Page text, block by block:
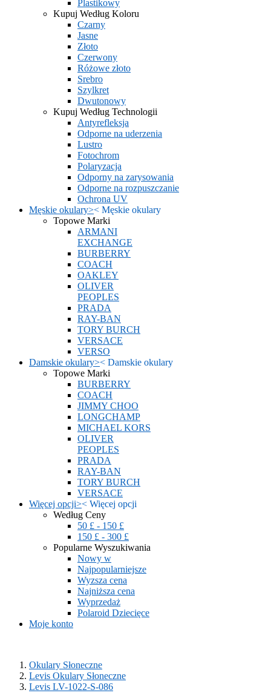
Plastikowy
Kupuj Według Koloru
Czarny
Jasne
Złoto
Czerwony
Różowe złoto
Srebro
Szylkret
Dwutonowy
Kupuj Według Technologii
Antyrefleksja
Odporne na uderzenia
Lustro
Fotochrom
Polaryzacja
Odporny na zarysowania
Odporne na rozpuszczanie
Ochrona UV
Męskie okulary>< Męskie okulary
Topowe Marki
ARMANI
EXCHANGE
BURBERRY
COACH
OAKLEY
OLIVER
PEOPLES
PRADA
RAY-BAN
TORY BURCH
VERSACE
VERSO
Damskie okulary>< Damskie okulary
Topowe Marki
BURBERRY
COACH
JIMMY CHOO
LONGCHAMP
MICHAEL KORS
OLIVER
PEOPLES
PRADA
RAY-BAN
TORY BURCH
VERSACE
Więcej opcji>< Więcej opcji
Według Ceny
50 £ - 150 £
150 £ - 300 £
Popularne Wyszukiwania
Nowy w
Najpopularniejsze
Wyzsza cena
Najniższa cena
Wyprzedaż
Polaroid Dziecięce
Moje konto
Okulary Słoneczne
Levis Okulary Słoneczne
Levis LV-1022-S-086